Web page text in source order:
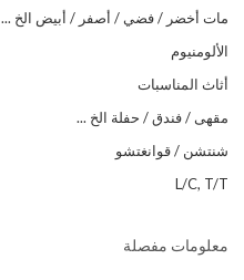
مات أخضر / فضي / أصفر / أبيض الخ ...
الألومنيوم
أثاث المناسبات
مقهى / فندق / حفلة الخ ...
شنتشن / قوانغتشو
L/C, T/T
معلومات مفصلة